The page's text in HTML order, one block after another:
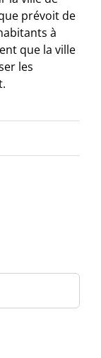
prévoit de
à
que la ville
les